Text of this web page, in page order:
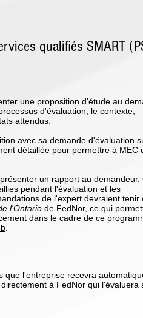
qualifiés SMART
une proposition d'étude au
d'évaluation, le contexte,
attendus.
avec sa demande d'évaluation
détaillée pour permettre à MEC
un rapport au demandeur.
pendant l'évaluation et les
de l'expert devraient tenir
l'Ontario de FedNor, ce qui
dans le cadre de ce
que l'entreprise recevra
à FedNor qui l'évaluera